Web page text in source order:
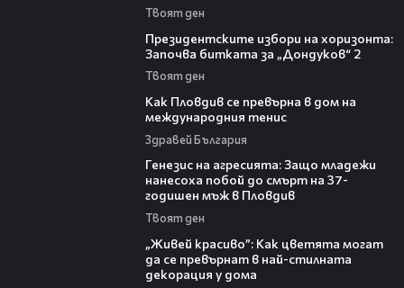
Твоят ден
Президентските избори на хоризонта:
Започва битката за „Дондуков“ 2
Твоят ден
Как Пловдив се превърна в дом на
международния тенис
Здравей България
Генезис на агресията: Защо младежи
нанесоха побой до смърт на 37-
годишен мъж в Пловдив
Твоят ден
„Живей красиво”: Как цветята могат
да се превърнат в най-стилната
декорация у дома